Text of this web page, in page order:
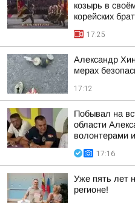
козырь в
корейских
17:25
Александр
мерах
17:12
Побывал на
области
волонтерами
17:16
Уже пять лет
регионе!